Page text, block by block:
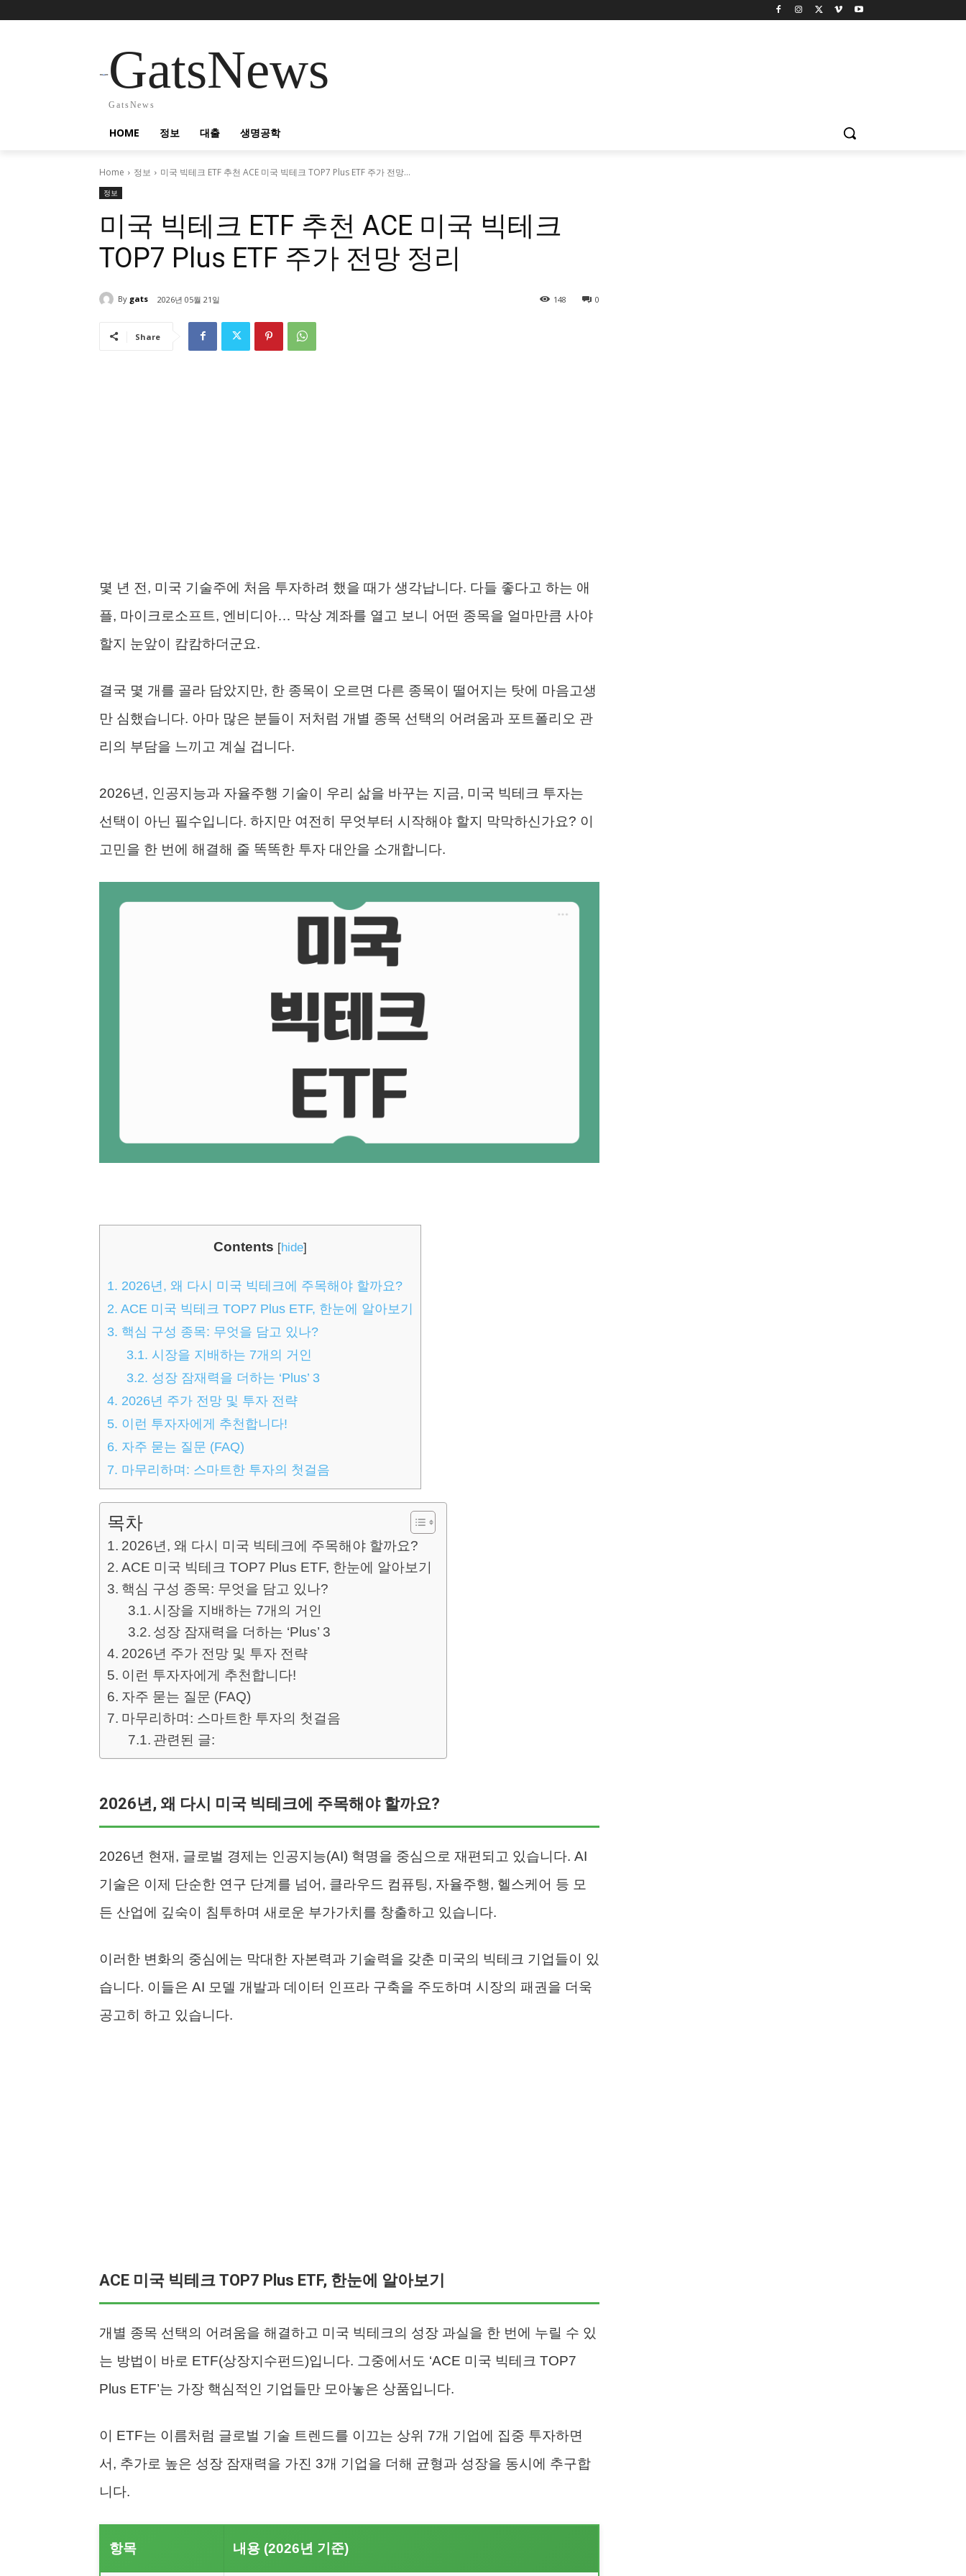
GatsNews
GatsNews
HOME 정보 대출 생명공학
Home 정보 미국 빅테크 ETF 추천 ACE 미국 빅테크 TOP7 Plus ETF 주가 전망...
정보
미국 빅테크 ETF 추천 ACE 미국 빅테크
TOP7 Plus ETF 주가 전망 정리
By gats 2026년 05월 21일 0
148
Share
몇 년 전, 미국 기술주에 처음 투자하려 했을 때가 생각납니다. 다들 좋다고 하는 애
플, 마이크로소프트, 엔비디아… 막상 계좌를 열고 보니 어떤 종목을 얼마만큼 사야
할지 눈앞이 캄캄하더군요.
결국 몇 개를 골라 담았지만, 한 종목이 오르면 다른 종목이 떨어지는 탓에 마음고생
만 심했습니다. 아마 많은 분들이 저처럼 개별 종목 선택의 어려움과 포트폴리오 관
리의 부담을 느끼고 계실 겁니다.
2026년, 인공지능과 자율주행 기술이 우리 삶을 바꾸는 지금, 미국 빅테크 투자는
선택이 아닌 필수입니다. 하지만 여전히 무엇부터 시작해야 할지 막막하신가요? 이
고민을 한 번에 해결해 줄 똑똑한 투자 대안을 소개합니다.
Contents [hide]
1. 2026년, 왜 다시 미국 빅테크에 주목해야 할까요?
2. ACE 미국 빅테크 TOP7 Plus ETF, 한눈에 알아보기
3. 핵심 구성 종목: 무엇을 담고 있나?
3.1. 시장을 지배하는 7개의 거인
3.2. 성장 잠재력을 더하는 ‘Plus’ 3
4. 2026년 주가 전망 및 투자 전략
5. 이런 투자자에게 추천합니다!
6. 자주 묻는 질문 (FAQ)
7. 마무리하며: 스마트한 투자의 첫걸음
목차
2026년, 왜 다시 미국 빅테크에 주목해야 할까요?
ACE 미국 빅테크 TOP7 Plus ETF, 한눈에 알아보기
핵심 구성 종목: 무엇을 담고 있나?
시장을 지배하는 7개의 거인
성장 잠재력을 더하는 ‘Plus’ 3
2026년 주가 전망 및 투자 전략
이런 투자자에게 추천합니다!
자주 묻는 질문 (FAQ)
마무리하며: 스마트한 투자의 첫걸음
관련된 글:
2026년, 왜 다시 미국 빅테크에 주목해야 할까요?
2026년 현재, 글로벌 경제는 인공지능(AI) 혁명을 중심으로 재편되고 있습니다. AI
기술은 이제 단순한 연구 단계를 넘어, 클라우드 컴퓨팅, 자율주행, 헬스케어 등 모
든 산업에 깊숙이 침투하며 새로운 부가가치를 창출하고 있습니다.
이러한 변화의 중심에는 막대한 자본력과 기술력을 갖춘 미국의 빅테크 기업들이 있
습니다. 이들은 AI 모델 개발과 데이터 인프라 구축을 주도하며 시장의 패권을 더욱
공고히 하고 있습니다.
ACE 미국 빅테크 TOP7 Plus ETF, 한눈에 알아보기
개별 종목 선택의 어려움을 해결하고 미국 빅테크의 성장 과실을 한 번에 누릴 수 있
는 방법이 바로 ETF(상장지수펀드)입니다. 그중에서도 ‘ACE 미국 빅테크 TOP7
Plus ETF’는 가장 핵심적인 기업들만 모아놓은 상품입니다.
이 ETF는 이름처럼 글로벌 기술 트렌드를 이끄는 상위 7개 기업에 집중 투자하면
서, 추가로 높은 성장 잠재력을 가진 3개 기업을 더해 균형과 성장을 동시에 추구합
니다.
항목 내용 (2026년 기준)